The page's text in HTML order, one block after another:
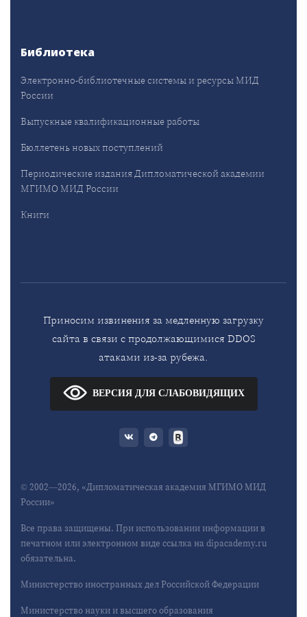
Библиотека
Электронно-библиотечные системы и ресурсы МИД
России
Выпускные квалификационные работы
Бюллетень новых поступлений
Периодические издания Дипломатической академии
МГИМО МИД России
Книги
Приносим извинения за медленную загрузку
сайта в связи с продолжающимися DDOS
атаками из-за рубежа.
ВЕРСИЯ ДЛЯ СЛАБОВИДЯЩИХ
© 2002—2026, «Дипломатическая академия МГИМО МИД
России»
Все права защищены. При использовании информации в
печатном или электронном виде ссылка на dipacademy.ru
обязательна.
Министерство иностранных дел Российской Федерации
Министерство науки и высшего образования